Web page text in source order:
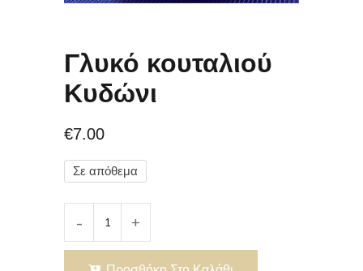
Γλυκό κουταλιού
Κυδώνι
€7.00
Σε απόθεμα